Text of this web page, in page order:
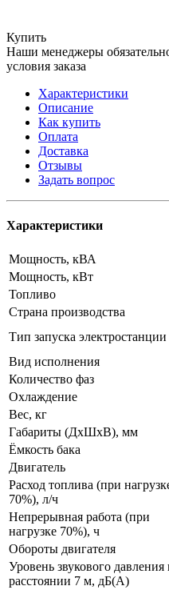
Купить
Наши менеджеры
условия заказа
Характеристики
Описание
Как купить
Оплата
Доставка
Отзывы
Задать вопрос
Характеристики
Мощность, кВА
Мощность, кВт
Топливо
Страна производства
Тип запуска электростанции
Вид исполнения
Количество фаз
Охлаждение
Вес, кг
Габариты (ДхШхВ), мм
Ёмкость бака
Двигатель
Расход топлива (при
70%), л/ч
Непрерывная работа (при
нагрузке 70%), ч
Обороты двигателя
Уровень звукового давления
расстоянии 7 м, дБ(A)